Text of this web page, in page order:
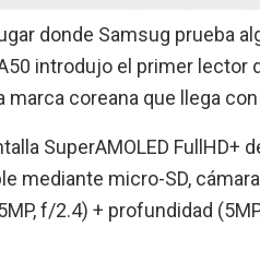
donde Samsug prueba
introdujo el primer lector
coreana que llega
SuperAMOLED FullHD+
mediante micro-SD,
f/2.4) + profundidad